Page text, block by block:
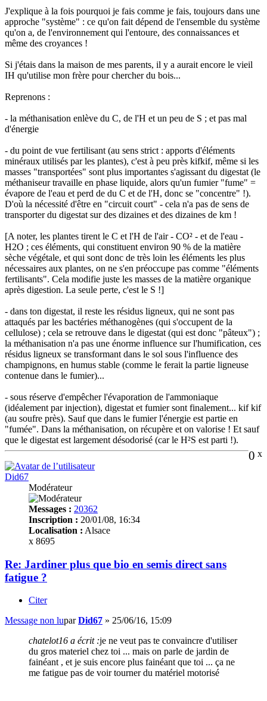
J'explique à la fois pourquoi je fais comme je fais, toujours dans une
approche "système" : ce qu'on fait dépend de l'ensemble du système
qu'on a, de l'environnement qui l'entoure, des connaissances et
même des croyances !
Si j'étais dans la maison de mes parents, il y a aurait encore le vieil
IH qu'utilise mon frère pour chercher du bois...
Reprenons :
- la méthanisation enlève du C, de l'H et un peu de S ; et pas mal
d'énergie
- du point de vue fertilisant (au sens strict : apports d'éléments
minéraux utilisés par les plantes), c'est à peu près kifkif, même si les
masses "transportées" sont plus importantes s'agissant du digestat (le
méthaniseur travaille en phase liquide, alors qu'un fumier "fume" =
évapore de l'eau et perd de du C et de l'H, donc se "concentre" !).
D'où la nécessité d'être en "circuit court" - cela n'a pas de sens de
transporter du digestat sur des dizaines et des dizaines de km !
[A noter, les plantes tirent le C et l'H de l'air - CO² - et de l'eau -
H2O ; ces éléments, qui constituent environ 90 % de la matière
sèche végétale, et qui sont donc de très loin les éléments les plus
nécessaires aux plantes, on ne s'en préoccupe pas comme "éléments
fertilisants". Cela modifie juste les masses de la matière organique
après digestion. La seule perte, c'est le S !]
- dans ton digestat, il reste les résidus ligneux, qui ne sont pas
attaqués par les bactéries méthanogènes (qui s'occupent de la
cellulose) ; cela se retrouve dans le digestat (qui est donc "pâteux") ;
la méthanisation n'a pas une énorme influence sur l'humification, ces
résidus ligneux se transformant dans le sol sous l'influence des
champignons, en humus stable (comme le ferait la partie ligneuse
contenue dans le fumier)...
- sous réserve d'empêcher l'évaporation de l'ammoniaque
(idéalement par injection), digestat et fumier sont finalement... kif kif
(au soufre près). Sauf que dans le fumier l'énergie est partie en
"fumée". Dans la méthanisation, on récupère et on valorise ! Et sauf
que le digestat est largement désodorisé (car le H²S est parti !).
0 x
Did67
Modérateur
Messages : 20362
Inscription : 20/01/08, 16:34
Localisation : Alsace
x 8695
Re: Jardiner plus que bio en semis direct sans
fatigue ?
Citer
Message non luparDid67 » 25/06/16, 15:09
chatelot16 a écrit :je ne veut pas te convaincre d'utiliser
du gros materiel chez toi ... mais on parle de jardin de
fainéant , et je suis encore plus fainéant que toi ... ça ne
me fatigue pas de voir tourner du matériel motorisé